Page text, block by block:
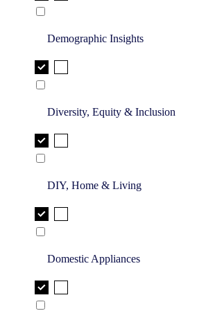
Demographic Insights
Diversity, Equity & Inclusion
DIY, Home & Living
Domestic Appliances